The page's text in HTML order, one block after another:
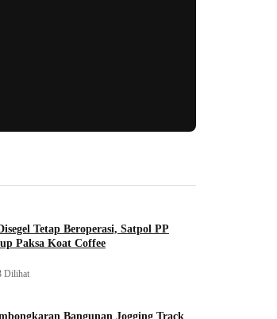
Tetap Beroperasi, Satpol PP
Paksa Koat Coffee
Dilihat
Bangunan Jogging Track